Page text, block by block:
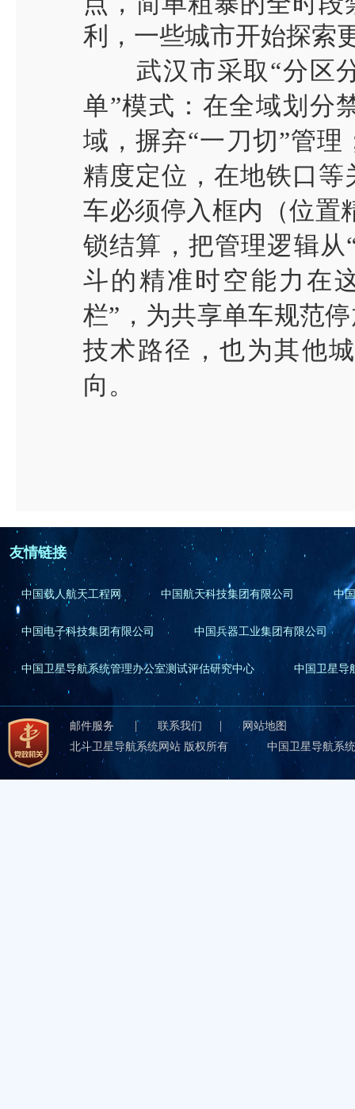
利，一些城市开始探索
武汉市采取 “分区
单”模式：在全域划分
域，摒弃“一刀切 ”管理
精度定位，在地铁口
车必须停入框内（位置
锁结算，把管理逻辑从
斗的精准时空能力在
栏” ，为共享单车规范
技术路径，也为其他
向。
友情链接
中国载人航天工程网 中国航天科技集团有限公司 中
中国电子科技集团有限公司 中国兵器工业集团有限公司
中国卫星导航系统管理办公室测试评估研究中心 中国卫星导
邮件服务 | 联系我们 |
网站地图
北斗卫星导航系统网站 版权所有
中国卫星导航系